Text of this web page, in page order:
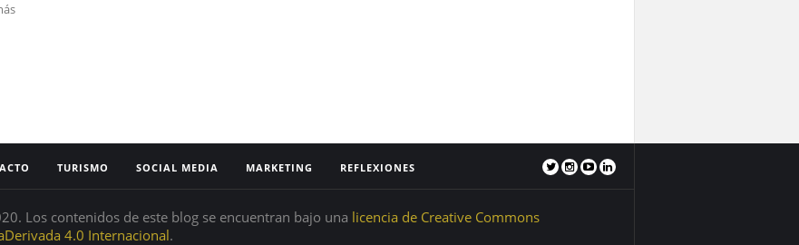
TURISMO SOCIAL MEDIA MARKETING REFLEXIONES
Los contenidos de este blog se encuentran bajo una licencia de Creative Commons
4.0 Internacional.